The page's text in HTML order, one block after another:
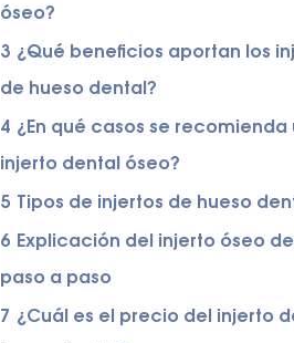
óseo?
3 ¿Qué beneficios aportan los
de hueso dental?
4 ¿En qué casos se recomienda
injerto dental óseo?
5 Tipos de injertos de hueso
6 Explicación del injerto óseo
paso a paso
7 ¿Cuál es el precio del injerto